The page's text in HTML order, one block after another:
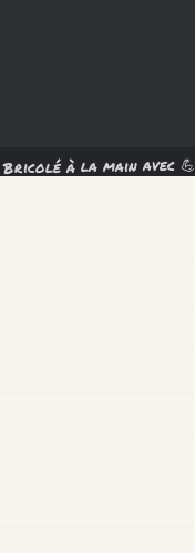
Bricolé à la main avec 💪